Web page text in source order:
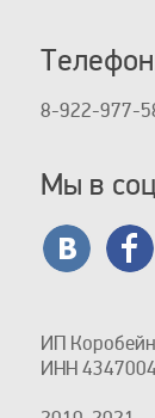
8-922-977-
Мы в
ИП
ИНН